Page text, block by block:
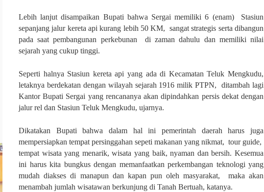
Lebih lanjut disampaikan Bupati bahwa Sergai memiliki 6 (enam) Stasiun
sepanjang jalur kereta api kurang lebih 50 KM, sangat strategis serta dibangun
pada saat pembangunan perkebunan di zaman dahulu dan memiliki nilai
sejarah yang cukup tinggi.
Seperti halnya Stasiun kereta api yang ada di Kecamatan Teluk Mengkudu,
letaknya berdekatan dengan wilayah sejarah 1916 milik PTPN, ditambah lagi
Kantor Bupati Sergai yang rencananya akan dipindahkan persis dekat dengan
jalur rel dan Stasiun Teluk Mengkudu, ujarnya.
Dikatakan Bupati bahwa dalam hal ini pemerintah daerah harus juga
mempersiapkan tempat persinggahan sepeti makanan yang nikmat, tour guide,
tempat wisata yang menarik, wisata yang baik, nyaman dan bersih. Kesemua
ini harus kita bungkus dengan memanfaatkan perkembangan teknologi yang
mudah diakses di manapun dan kapan pun oleh masyarakat, maka akan
menambah jumlah wisatawan berkunjung di Tanah Bertuah, katanya.